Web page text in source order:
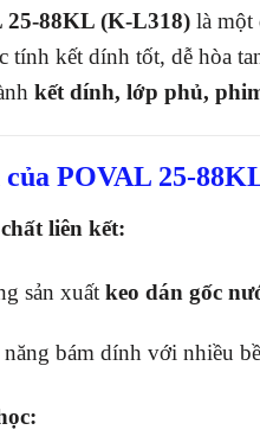
88KL (K-L318) là một
tính kết dính tốt, dễ hòa
kết dính, lớp phủ,
POVAL 25-
liên kết:
sản xuất keo dán gốc
bám dính với nhiều